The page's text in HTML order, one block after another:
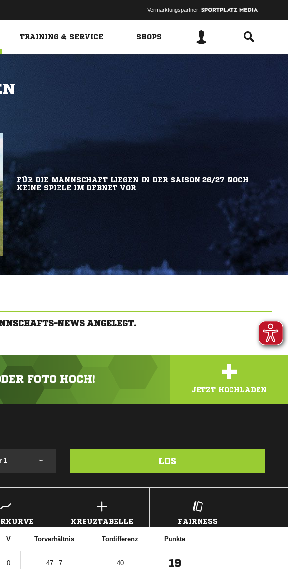
Vermarktungspartner:
TRAINING & SERVICE SHOPS
FÜR DIE MANNSCHAFT LIEGEN IN DER SAISON 26/27 NOCH
KEINE SPIELE IM DFBNET VOR
NEWS ANGELEGT.
FOTO HOCH! +
JETZT HOCHLADEN
1 LOS
KREUZTABELLE FAIRNESS
V Torverhältnis Tordifferenz Punkte
0 47 : 7 40 19